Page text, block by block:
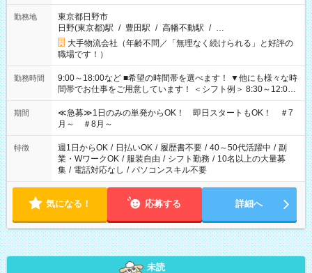
勤務地
東京都日野市
日野(東京都)駅 / 豊田駅 / 高幡不動駅 / …
大手物流会社（年齢不問／「無理なく続けられる」と好評の
職場です！）
勤務時間
9:00～18:00など ■希望の時間帯を選べます！ ▼他にも様々な時
間帯でお仕事をご用意しています！ ＜シフト例＞ 8:30～12:00
17:00～22:00 13:00～22:00 22:00～翌6:00 など
期間
≪急募≫1日のみの単発からOK！ 即日スタートもOK！ ＃7
月～ ＃8月～
特徴 週1日からOK / 日払いOK / 履歴書不要 / 40～50代活躍中 / 副
業・WワークOK / 服装自由 / シフト勤務 / 10名以上の大量募
集 / 電話対応なし / パソコンスキル不要
気になる！ 応募する 詳細へ
未読